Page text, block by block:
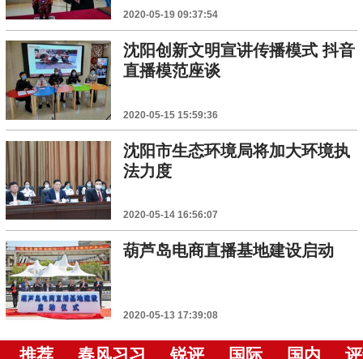
2020-05-19 09:37:54
沈阳创新文明宣讲传播模式 抖音
直播模范座谈
2020-05-15 15:59:36
沈阳市生态环境局将加大环境执
法力度
2020-05-14 16:56:07
葫芦岛电商直播基地建设启动
2020-05-13 17:39:08
推荐 春风习习 锐评 国际 国内